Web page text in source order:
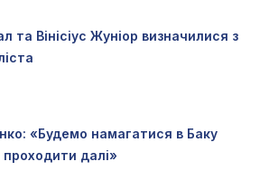
та Вінісіус Жуніор визначилися з
«Будемо намагатися в Баку
далі»